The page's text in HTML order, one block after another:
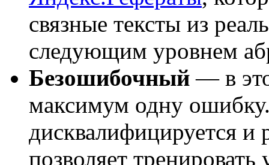
связные тексты из
следующим уровнем
Безошибочный — в
максимум одну
дисквалифицируется и
позволяет